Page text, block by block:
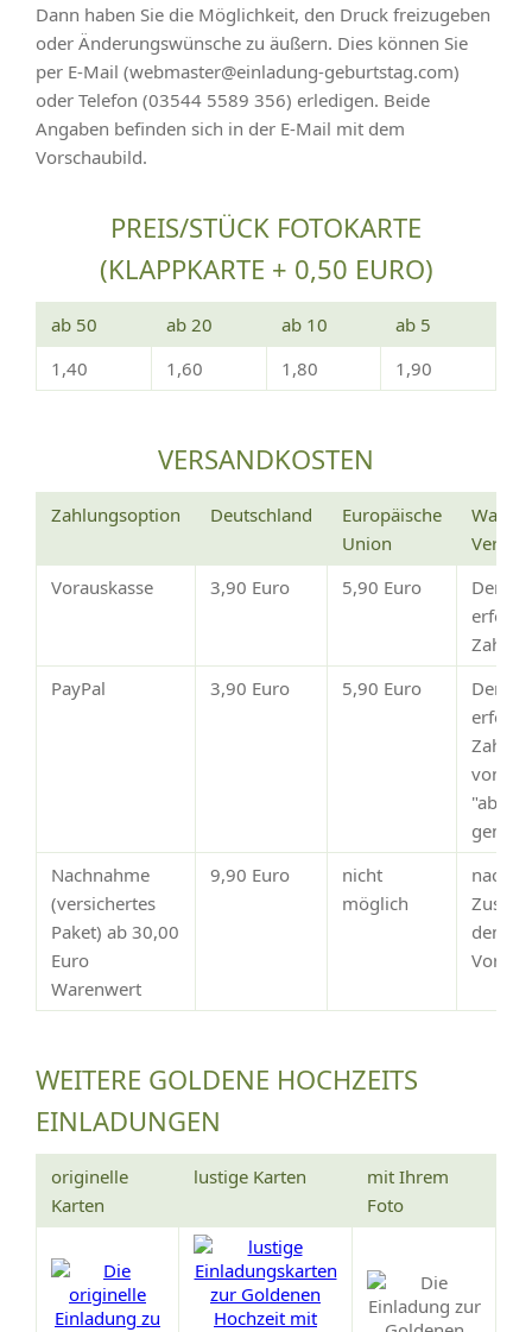
Dann haben Sie die Möglichkeit, den Druck freizugeben
oder Änderungswünsche zu äußern. Dies können Sie
per E-Mail (webmaster@einladung-geburtstag.com)
oder Telefon (03544 5589 356) erledigen. Beide
Angaben befinden sich in der E-Mail mit dem
Vorschaubild.
PREIS/STÜCK FOTOKARTE
(KLAPPKARTE + 0,50 EURO)
ab 50 ab 20 ab 10
ab 5
1,40
1,60 1,80 1,90
VERSANDKOSTEN
Zahlungsoption Deutschland
Europäische
Union
Wann
Vorauskasse
3,90 Euro 5,90 Euro
Der
erfolgt
PayPal
3,90 Euro 5,90 Euro
Der
von
Nachnahme
(versichertes
Paket) ab 30,00
Euro
Warenwert
9,90 Euro
nicht
möglich
nach
dem
WEITERE GOLDENE HOCHZEITS
EINLADUNGEN
originelle
Karten
lustige Karten
mit Ihrem
Foto